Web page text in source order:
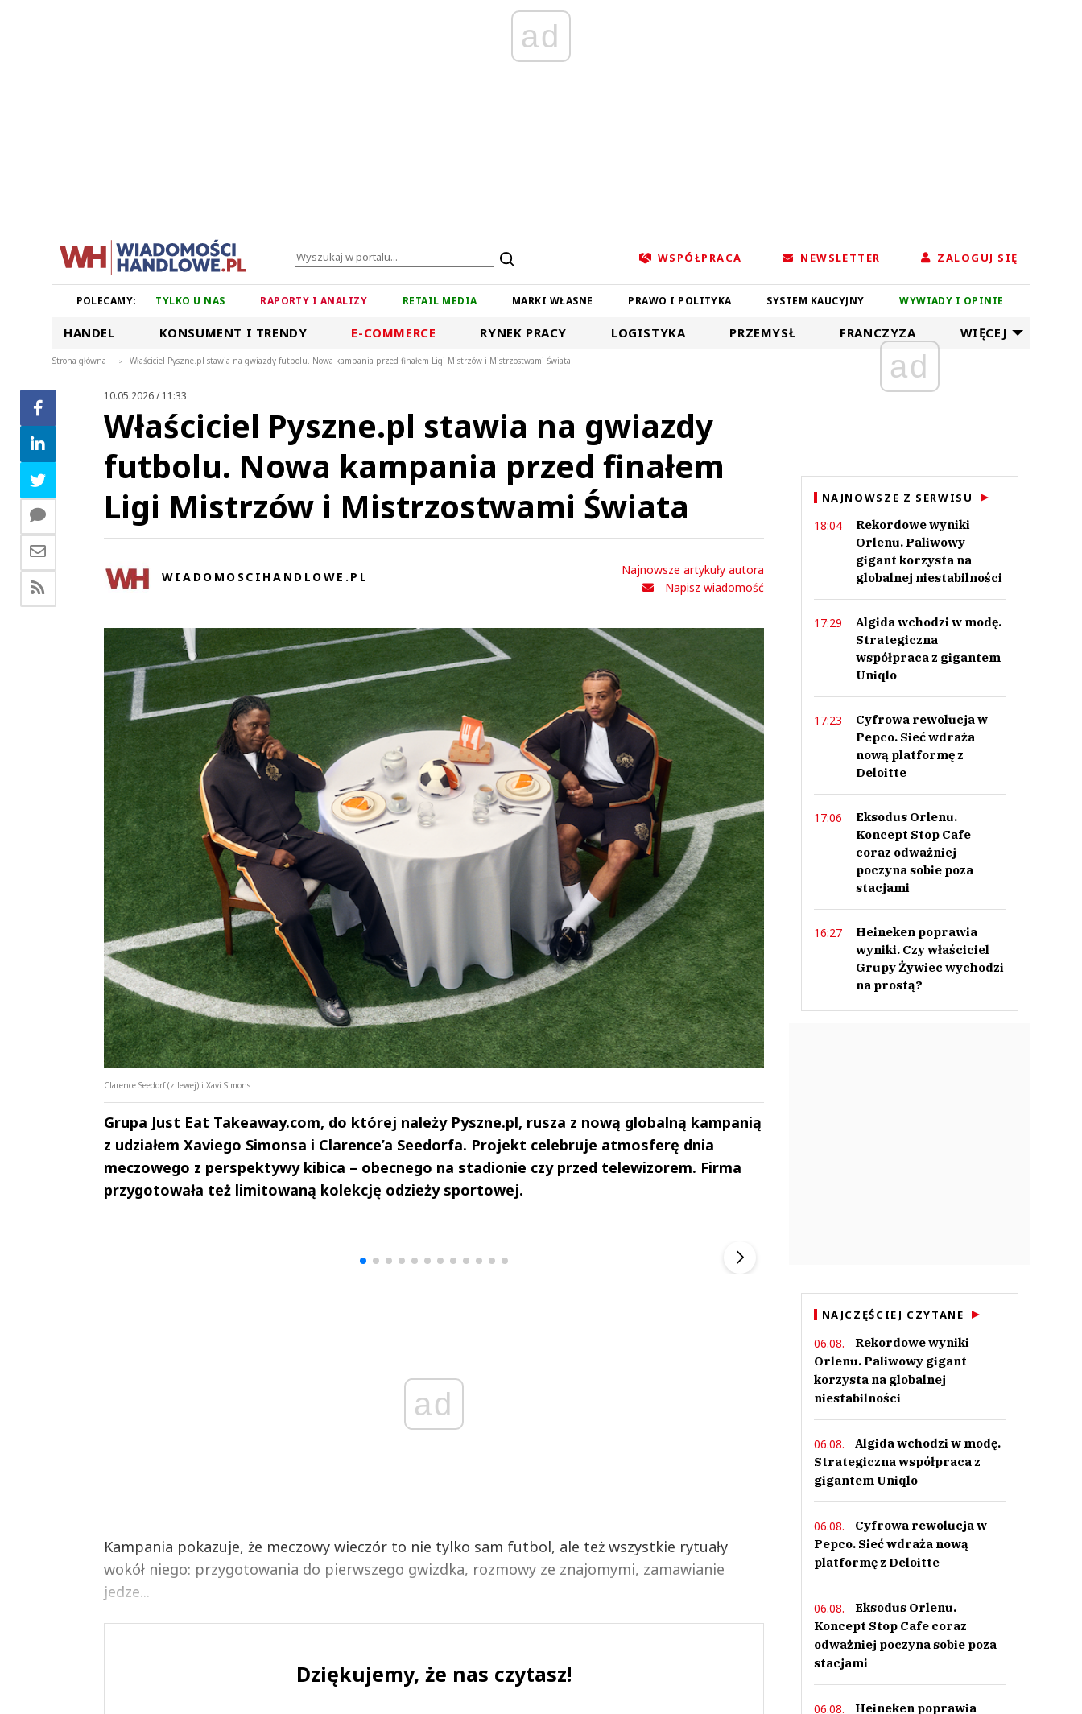
ad
WSPÓŁPRACA NEWSLETTER ZALOGUJ SIĘ
POLECAMY: TYLKO U NAS RAPORTY I ANALIZY RETAIL MEDIA MARKI WŁASNE PRAWO I POLITYKA SYSTEM KAUCYJNY WYWIADY I OPINIE
HANDEL KONSUMENT I TRENDY E-COMMERCE RYNEK PRACY LOGISTYKA PRZEMYSŁ FRANCZYZA WIĘCEJ
Strona główna > Właściciel Pyszne.pl stawia na gwiazdy futbolu. Nowa kampania przed finałem Ligi Mistrzów i Mistrzostwami Świata
10.05.2026 / 11:33
Właściciel Pyszne.pl stawia na gwiazdy
futbolu. Nowa kampania przed finałem
Ligi Mistrzów i Mistrzostwami Świata
WIADOMOSCIHANDLOWE.PL
Najnowsze artykuły autora
Napisz wiadomość
Clarence Seedorf (z lewej) i Xavi Simons
Grupa Just Eat Takeaway.com, do której należy Pyszne.pl, rusza z nową globalną kampanią
z udziałem Xaviego Simonsa i Clarence’a Seedorfa. Projekt celebruje atmosferę dnia
meczowego z perspektywy kibica – obecnego na stadionie czy przed telewizorem. Firma
przygotowała też limitowaną kolekcję odzieży sportowej.
ad
Kampania pokazuje, że meczowy wieczór to nie tylko sam futbol, ale też wszystkie rytuały
wokół niego: przygotowania do pierwszego gwizdka, rozmowy ze znajomymi, zamawianie
jedze...
Dziękujemy, że nas czytasz!
ad
NAJNOWSZE Z SERWISU
18:04
Rekordowe wyniki
Orlenu. Paliwowy
gigant korzysta na
globalnej niestabilności
17:29
Algida wchodzi w modę.
Strategiczna
współpraca z gigantem
Uniqlo
17:23
Cyfrowa rewolucja w
Pepco. Sieć wdraża
nową platformę z
Deloitte
17:06
Eksodus Orlenu.
Koncept Stop Cafe
coraz odważniej
poczyna sobie poza
stacjami
16:27
Heineken poprawia
wyniki. Czy właściciel
Grupy Żywiec wychodzi
na prostą?
NAJCZĘŚCIEJ CZYTANE
06.08.
Rekordowe wyniki
Orlenu. Paliwowy gigant
korzysta na globalnej
niestabilności
06.08.
Algida wchodzi w modę.
Strategiczna współpraca z
gigantem Uniqlo
06.08.
Cyfrowa rewolucja w
Pepco. Sieć wdraża nową
platformę z Deloitte
06.08.
Eksodus Orlenu.
Koncept Stop Cafe coraz
odważniej poczyna sobie poza
stacjami
06.08.
Heineken poprawia